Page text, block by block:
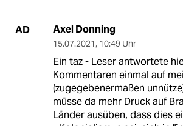
AD Axel Donning
15.07.2021, 10:49 Uhr
Ein taz - Leser antwortete
Kommentaren einmal auf
(zugegebenermaßen
müsse da mehr Druck auf
Länder ausüben, dass dies